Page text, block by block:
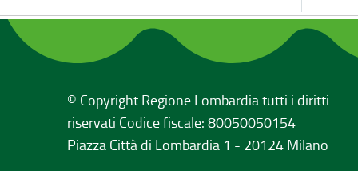
© Copyright Regione Lombardia tutti i diritti
riservati Codice fiscale: 80050050154
Piazza Città di Lombardia 1 - 20124 Milano